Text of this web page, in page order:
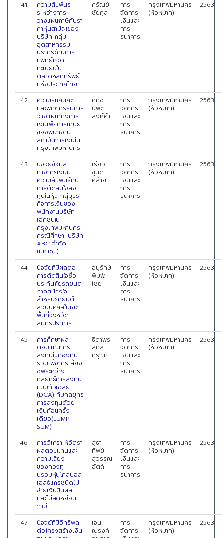
41
ความสัมพันธ์
ระหว่างการ
วางแผนภาษีกับรา
คาหุ้นสามัญของ
บริษัท กลุ่ม
อุตสาหกรรม
บริการด้านการ
แพทย์ที่จด
ทะเบียนใน
ตลาดหลักทรัพย์
แห่งประเทศไทย
ศรัณย์
ชัยกุล
การ
จัดการ
เงินและ
การ
ธนาคาร
กรุงเทพมหานคร
(หัวหมาก)
2563
42
ความรู้ทัศนคติ
และพฤติกรรมการ
วางแผนทางการ
เงินเพื่อการเกษีย
ของพนักงาน
สถาบันการเงินใน
กรุงเทพมหานคร
กฤช
นพัต
สิงห์คำ
การ
จัดการ
เงินและ
การ
ธนาคาร
กรุงเทพมหานคร
(หัวหมาก)
2563
43
ปัจจัยข้อมูล
ทางการเงินมี
ความสัมพันธ์กับ
การตัดสินใจลง
ทุนในหุ้น กลุ่มุธร
กิจการเงินของ
พนักงานบริษัท
เอกชนใน
กรุงเทพมหานคร
กรณีศึกษา: บริษัท
ABC จำกัด
(มหาชน)
เรียว
ขุนดี
คล้าย
การ
จัดการ
เงินและ
การ
ธนาคาร
กรุงเทพมหานคร
(หัวหมาก)
2563
44
ปัจจัยที่มีผลต่อ
การตัดสินใจซื้อ
ประกันภัยรถยนต์
ภาคสมัครใจ
สำหรับรถยนต์
ส่วนบุคคลในเขต
พื้นที่จังหวัด
สมุทรปราการ
อนุรักษ์
พิมพ์
ไชย
การ
จัดการ
เงินและ
การ
ธนาคาร
กรุงเทพมหานคร
(หัวหมาก)
2563
45
การศึกษาผล
ตอบแทนการ
ลงทุนในกองทุน
รวมเพื่อการเลี้ยง
ชีพระหว่าง
กลยุทธ์การลงทุน
แบบถัวเฉลี่ย
(DCA) กับกลยุทธ์
การลงทุนด้วย
เงินก้อนครั้ง
เดียว(LUMP
SUM)
ธิดาพร
สกุล
กรุณา
การ
จัดการ
เงินและ
การ
ธนาคาร
กรุงเทพมหานคร
(หัวหมาก)
2563
46
การวิเคราะห์อัตรา
ผลตอบแทนและ
ความเสี่ยง
ของกองทุ
นรวมหุ้นโกลบอล
เฮลธ์แคร์ชนิดไม่
จ่ายเงินปันผล
และไม่ลดหย่อน
ภาษี
สุธา
ทิพย์
สุวรรณ
อัตถ์
การ
จัดการ
เงินและ
การ
ธนาคาร
กรุงเทพมหานคร
(หัวหมาก)
2563
47
ปัจจยัที่มีอิทธิพล
ต่อโครงสร้างเงิน
เจน
ณรงค์
การ
จัดการ
กรุงเทพมหานคร
(หัวหมาก)
2563